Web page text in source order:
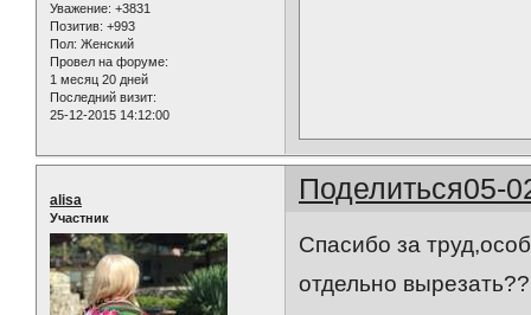
Уважение: +3831
Позитив: +993
Пол: Женский
Провел на форуме:
1 месяц 20 дней
Последний визит:
25-12-2015 14:12:00
Поделиться05-
alisa
Участник
Спасибо за
отдельно вырезать??